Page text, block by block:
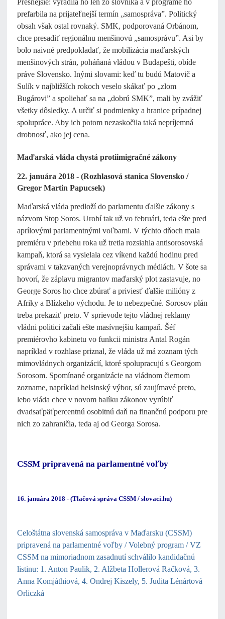
prefarbila na prijateľnejší termín „samospráva”. Politický
obsah však ostal rovnaký. SMK, podporovaná Orbánom,
chce presadiť regionálnu menšinovú „samosprávu”. Asi by
bolo naivné predpokladať, že mobilizácia maďarských
menšinových strán, poháňaná vládou v Budapešti, obíde
práve Slovensko. Inými slovami: keď tu budú Matovič a
Sulík v najbližších rokoch veselo skákať po „zlom
Bugárovi” a spoliehať sa na „dobrú SMK”, mali by zvážiť
všetky dôsledky. A určiť si podmienky a hranice prípadnej
spolupráce. Aby ich potom nezaskočila taká nepríjemná
drobnosť, ako jej cena.
Maďarská vláda chystá protiimigračné zákony
22. januára 2018 - (Rozhlasová stanica Slovensko /
Gregor Martin Papucsek)
Maďarská vláda predloží do parlamentu ďalšie zákony s
názvom Stop Soros. Urobí tak už vo februári, teda ešte pred
aprílovými parlamentnými voľbami. V týchto dňoch mala
premiéru v priebehu roka už tretia rozsiahla antisorosovská
kampaň, ktorá sa vysielala cez víkend každú hodinu pred
správami v takzvaných verejnoprávnych médiách. V šote sa
hovorí, že záplavu migrantov maďarský plot zastavuje, no
George Soros ho chce zbúrať a priviesť ďalšie milióny z
Afriky a Blízkeho východu. Je to nebezpečné. Sorosov plán
treba prekaziť preto. V sprievode tejto vládnej reklamy
vládni politici začali ešte masívnejšiu kampaň. Šéf
premiérovho kabinetu vo funkcii ministra Antal Rogán
napríklad v rozhlase priznal, že vláda už má zoznam tých
mimovládnych organizácií, ktoré spolupracujú s Georgom
Sorosom. Spomínané organizácie na vládnom čiernom
zozname, napríklad helsinský výbor, sú zaujímavé preto,
lebo vláda chce v novom balíku zákonov vyrúbiť
dvadsaťpäťpercentnú osobitnú daň na finančnú podporu pre
nich zo zahraničia, teda aj od Georga Sorosa.
CSSM pripravená na parlamentné voľby
16. januára 2018 - (Tlačová správa CSSM / slovaci.hu)
Celoštátna slovenská samospráva v Maďarsku (CSSM)
pripravená na parlamentné voľby / Volebný program / VZ
CSSM na mimoriadnom zasadnutí schválilo kandidačnú
listinu: 1. Anton Paulik, 2. Alžbeta Hollerová Račková, 3.
Anna Komjáthiová, 4. Ondrej Kiszely, 5. Judita Lénártová
Orliczká